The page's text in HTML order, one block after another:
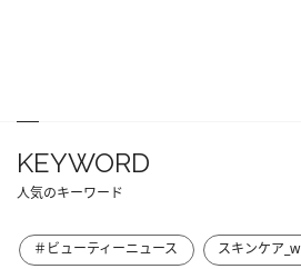
KEYWORD
人気のキーワード
＃ビューティーニュース スキンケア_w